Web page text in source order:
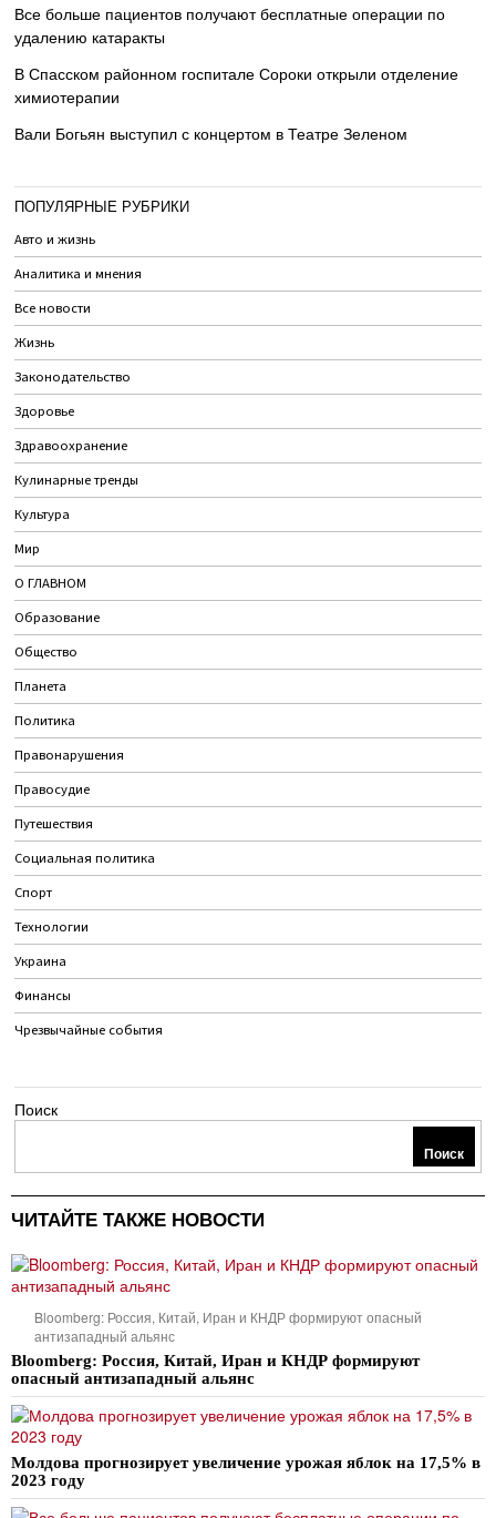
Все больше пациентов получают бесплатные операции по
удалению катаракты
В Спасском районном госпитале Сороки открыли отделение
химиотерапии
Вали Богьян выступил с концертом в Театре Зеленом
ПОПУЛЯРНЫЕ РУБРИКИ
Авто и жизнь
Аналитика и мнения
Все новости
Жизнь
Законодательство
Здоровье
Здравоохранение
Кулинарные тренды
Культура
Мир
О ГЛАВНОМ
Образование
Общество
Планета
Политика
Правонарушения
Правосудие
Путешествия
Социальная политика
Спорт
Технологии
Украина
Финансы
Чрезвычайные события
Поиск
Поиск
ЧИТАЙТЕ ТАКЖЕ НОВОСТИ
Bloomberg: Россия, Китай, Иран и КНДР формируют опасный
антизападный альянс
Bloomberg: Россия, Китай, Иран и КНДР формируют
опасный антизападный альянс
Молдова прогнозирует увеличение урожая яблок на 17,5% в
2023 году